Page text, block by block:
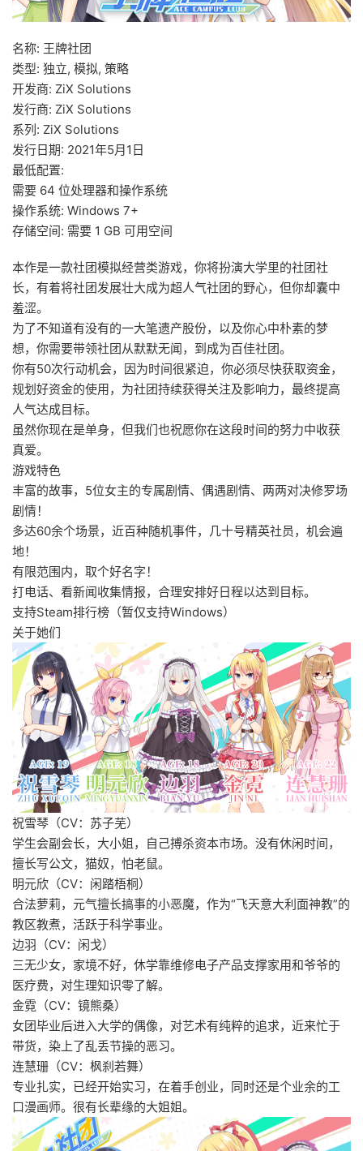
名称: 王牌社团
类型: 独立, 模拟, 策略
开发商: ZiX Solutions
发行商: ZiX Solutions
系列: ZiX Solutions
发行日期: 2021年5月1日
最低配置:
需要 64 位处理器和操作系统
操作系统: Windows 7+
存储空间: 需要 1 GB 可用空间
本作是一款社团模拟经营类游戏，你将扮演大学里的社团社
长，有着将社团发展壮大成为超人气社团的野心，但你却囊中
羞涩。
为了不知道有没有的一大笔遗产股份，以及你心中朴素的梦
想，你需要带领社团从默默无闻，到成为百佳社团。
你有50次行动机会，因为时间很紧迫，你必须尽快获取资金，
规划好资金的使用，为社团持续获得关注及影响力，最终提高
人气达成目标。
虽然你现在是单身，但我们也祝愿你在这段时间的努力中收获
真爱。
游戏特色
丰富的故事，5位女主的专属剧情、偶遇剧情、两两对决修罗场
剧情！
多达60余个场景，近百种随机事件，几十号精英社员，机会遍
地！
有限范围内，取个好名字！
打电话、看新闻收集情报，合理安排好日程以达到目标。
支持Steam排行榜（暂仅支持Windows）
关于她们
祝雪琴（CV：苏子芜）
学生会副会长，大小姐，自己搏杀资本市场。没有休闲时间，
擅长写公文，猫奴，怕老鼠。
明元欣（CV：闲踏梧桐）
合法萝莉，元气擅长搞事的小恶魔，作为“飞天意大利面神教”的
教区教煮，活跃于科学事业。
边羽（CV：闲戈）
三无少女，家境不好，休学靠维修电子产品支撑家用和爷爷的
医疗费，对生理知识零了解。
金霓（CV：镜熊桑）
女团毕业后进入大学的偶像，对艺术有纯粹的追求，近来忙于
带货，染上了乱丢节操的恶习。
连慧珊（CV：枫刹若舞）
专业扎实，已经开始实习，在着手创业，同时还是个业余的工
口漫画师。很有长辈缘的大姐姐。